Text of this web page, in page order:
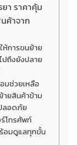
า ราคาคุ้ม
ค้าจาก
ห้การขนย้าย
ถึงยังปลาย
มช่วยเหลือ
ายสินค้าข้าม
ลอดภัย
โทรศัพท์
อมดูแลทุกขั้น